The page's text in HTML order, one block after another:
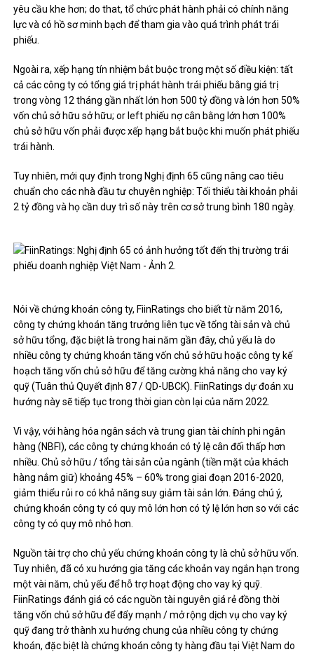
yêu cầu khe hơn; do that, tổ chức phát hành phải có chính năng
lực và có hồ sơ minh bạch để tham gia vào quá trình phát trái
phiếu.
Ngoài ra, xếp hạng tín nhiệm bắt buộc trong một số điều kiện: tất
cả các công ty có tổng giá trị phát hành trái phiếu bằng giá trị
trong vòng 12 tháng gần nhất lớn hơn 500 tỷ đồng và lớn hơn 50%
vốn chủ sở hữu sở hữu; or left phiếu nợ cân bằng lớn hơn 100%
chủ sở hữu vốn phải được xếp hạng bắt buộc khi muốn phát phiếu
trái hành.
Tuy nhiên, mới quy định trong Nghị định 65 cũng nâng cao tiêu
chuẩn cho các nhà đầu tư chuyên nghiệp: Tối thiểu tài khoản phải
2 tỷ đồng và họ cần duy trì số này trên cơ sở trung bình 180 ngày.
Nói về chứng khoán công ty, FiinRatings cho biết từ năm 2016,
công ty chứng khoán tăng trưởng liên tục về tổng tài sản và chủ
sở hữu tổng, đặc biệt là trong hai năm gần đây, chủ yếu là do
nhiều công ty chứng khoán tăng vốn chủ sở hữu hoặc công ty kế
hoạch tăng vốn chủ sở hữu để tăng cường khả năng cho vay ký
quỹ (Tuân thủ Quyết định 87 / QD-UBCK). FiinRatings dự đoán xu
hướng này sẽ tiếp tục trong thời gian còn lại của năm 2022.
Vì vậy, với hàng hóa ngân sách và trung gian tài chính phi ngân
hàng (NBFI), các công ty chứng khoán có tỷ lệ cân đối thấp hơn
nhiều. Chủ sở hữu / tổng tài sản của ngành (tiền mặt của khách
hàng nắm giữ) khoảng 45% – 60% trong giai đoạn 2016-2020,
giảm thiểu rủi ro có khả năng suy giảm tài sản lớn. Đáng chú ý,
chứng khoán công ty có quy mô lớn hơn có tỷ lệ lớn hơn so với các
công ty có quy mô nhỏ hơn.
Nguồn tài trợ cho chủ yếu chứng khoán công ty là chủ sở hữu vốn.
Tuy nhiên, đã có xu hướng gia tăng các khoản vay ngắn hạn trong
một vài năm, chủ yếu để hỗ trợ hoạt động cho vay ký quỹ.
FiinRatings đánh giá có các nguồn tài nguyên giá rẻ đồng thời
tăng vốn chủ sở hữu để đẩy mạnh / mở rộng dịch vụ cho vay ký
quỹ đang trở thành xu hướng chung của nhiều công ty chứng
khoán, đặc biệt là chứng khoán công ty hàng đầu tại Việt Nam do